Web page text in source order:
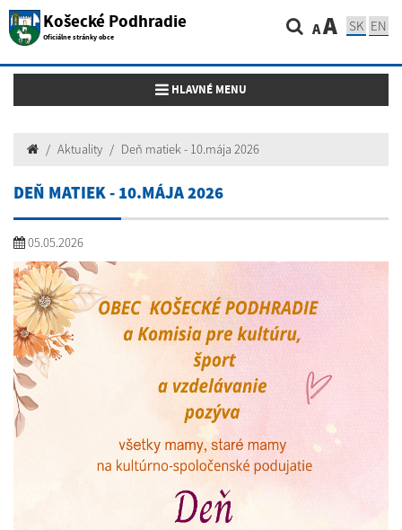
Košecké Podhradie
Oficiálne stránky obce AA SK EN
Toggle navigation
HLAVNÉ MENU
Aktuality Deň matiek - 10.mája 2026
DEŇ MATIEK - 10.MÁJA 2026
05.05.2026